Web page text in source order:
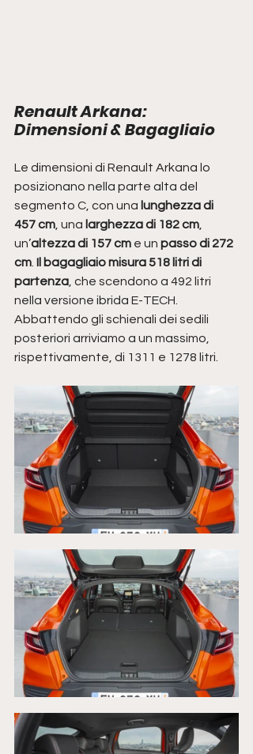
Renault Arkana:
Dimensioni & Bagagliaio
Le dimensioni di Renault Arkana lo
posizionano nella parte alta del
segmento C, con una lunghezza di
457 cm , una larghezza di 182 cm
un’altezza di 157 cm e un passo di 272
cm Il bagagliaio misura 518 litri di
partenza , che scendono a 492 litri
nella versione ibrida E-TECH.
Abbattendo gli schienali dei sedili
posteriori arriviamo a un massimo,
rispettivamente, di 1311 e 1278 litri.